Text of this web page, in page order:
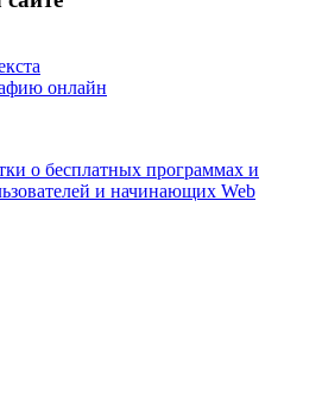
онлайн
о бесплатных программах и
и начинающих Web